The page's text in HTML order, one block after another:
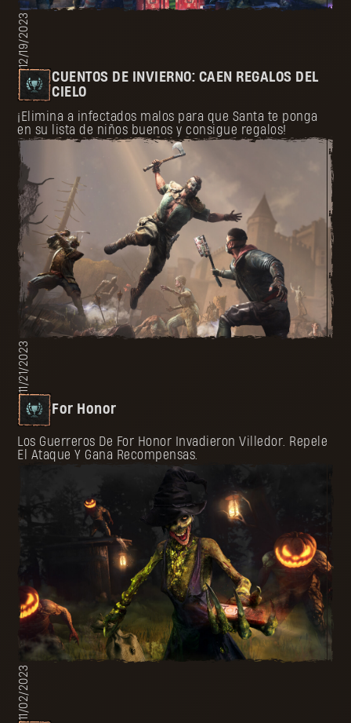
12/19/2023
CUENTOS DE INVIERNO: CAEN REGALOS DEL
CIELO
¡Elimina a infectados malos para que Santa te ponga
en su lista de niños buenos y consigue regalos!
11/21/2023
For Honor
Los Guerreros De For Honor Invadieron Villedor. Repele
El Ataque Y Gana Recompensas.
11/02/2023